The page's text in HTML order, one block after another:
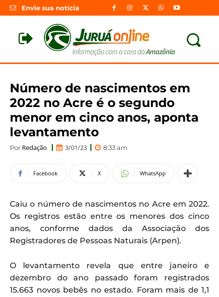
Envie sua notícia
Número de nascimentos em
2022 no Acre é o segundo
menor em cinco anos, aponta
levantamento
Por Redação 3/01/23 8:33 am
Facebook X WhatsApp
Caiu o número de nascimentos no Acre em 2022.
Os registros estão entre os menores dos cinco
anos, conforme dados da Associação dos
Registradores de Pessoas Naturais (Arpen).
O levantamento revela que entre janeiro e
dezembro do ano passado foram registrados
15.663 novos bebês no estado. Foram mais de 1,1